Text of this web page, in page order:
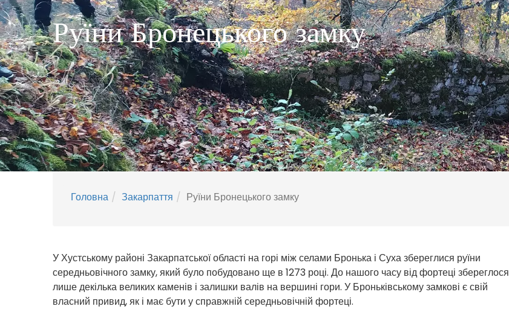
Руїни Бронецького замку
Головна Закарпаття Руїни Бронецького замку
У Хустському районі Закарпатської області на горі між селами Бронька і Суха збереглися руїни
середньовічного замку, який було побудовано ще в 1273 році. До нашого часу від фортеці збереглося
лише декілька великих каменів і залишки валів на вершині гори. У Броньківському замкові є свій
власний привид, як і має бути у справжній середньовічній фортеці.